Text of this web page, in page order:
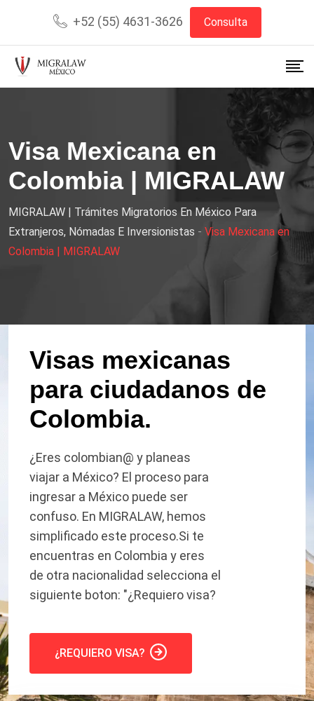
+52 (55) 4631-3626 Consulta
Visa Mexicana en
Colombia | MIGRALAW
MIGRALAW | Trámites Migratorios En México Para
Extranjeros, Nómadas E Inversionistas - Visa Mexicana en
Colombia | MIGRALAW
Visas mexicanas
para ciudadanos de
Colombia.
¿Eres colombian@ y planeas
viajar a México? El proceso para
ingresar a México puede ser
confuso. En MIGRALAW, hemos
simplificado este proceso.Si te
encuentras en Colombia y eres
de otra nacionalidad selecciona el
siguiente boton: "¿Requiero visa?
¿REQUIERO VISA?